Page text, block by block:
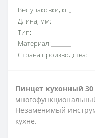
Вес упаковки, кг:
Длина, мм:
Тип:
Материал:
Страна производства:
Пинцет кухонный
Незаменимый
кухне.